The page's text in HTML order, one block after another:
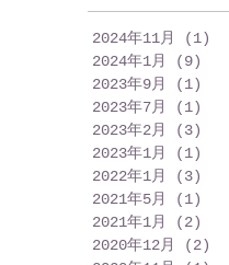
2024年11月 (1)
2024年1月
(9)
2023年9月
(1)
2023年7月
(1)
2023年2月
(3)
2023年1月
(1)
2022年1月
(3)
2021年5月
(1)
2021年1月
(2)
2020年12月
(2)